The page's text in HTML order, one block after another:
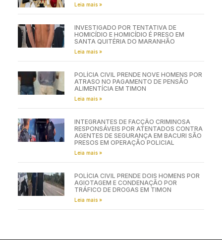
Leia mais »
INVESTIGADO POR TENTATIVA DE
HOMICÍDIO E HOMICÍDIO É PRESO EM
SANTA QUITÉRIA DO MARANHÃO
Leia mais »
POLÍCIA CIVIL PRENDE NOVE HOMENS POR
ATRASO NO PAGAMENTO DE PENSÃO
ALIMENTÍCIA EM TIMON
Leia mais »
INTEGRANTES DE FACÇÃO CRIMINOSA
RESPONSÁVEIS POR ATENTADOS CONTRA
AGENTES DE SEGURANÇA EM BACURI SÃO
PRESOS EM OPERAÇÃO POLICIAL
Leia mais »
POLÍCIA CIVIL PRENDE DOIS HOMENS POR
AGIOTAGEM E CONDENAÇÃO POR
TRÁFICO DE DROGAS EM TIMON
Leia mais »